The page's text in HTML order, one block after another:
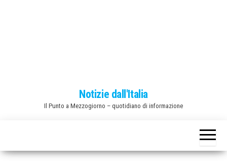
Notizie dall'Italia
Il Punto a Mezzogiorno – quotidiano di informazione